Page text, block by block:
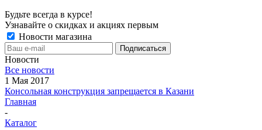
Будьте всегда в курсе!
Узнавайте о скидках и акциях первым
Новости магазина
Новости
Все новости
1 Мая 2017
Консольная конструкция запрещается в Казани
Главная
-
Каталог